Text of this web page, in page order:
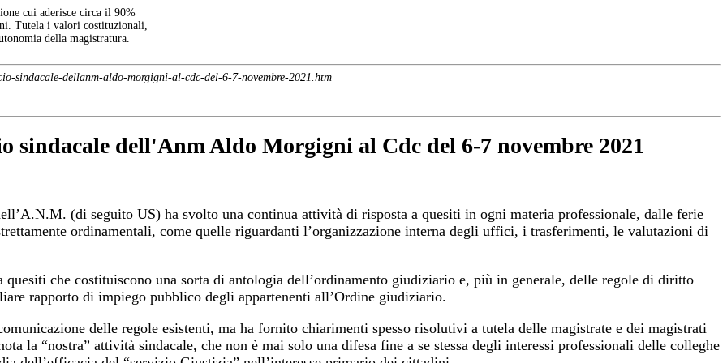
cui aderisce circa il 90%
Tutela i valori costituzionali,
della magistratura.
sindacale-dellanm-aldo-morgigni-al-cdc-del-6-7-novembre-2021.htm
sindacale dell'Anm Aldo Morgigni al Cdc del 6-7 novembre 2021
(di seguito US) ha svolto una continua attività di risposta a quesiti in ogni materia professionale, dalle ferie
ordinamentali, come quelle riguardanti l’organizzazione interna degli uffici, i trasferimenti, le valutazioni di
che costituiscono una sorta di antologia dell’ordinamento giudiziario e, più in generale, delle regole di diritto
rapporto di impiego pubblico degli appartenenti all’Ordine giudiziario.
delle regole esistenti, ma ha fornito chiarimenti spesso risolutivi a tutela delle magistrate e dei magistrati
la “nostra” attività sindacale, che non è mai solo una difesa fine a se stessa degli interessi professionali delle colleghe